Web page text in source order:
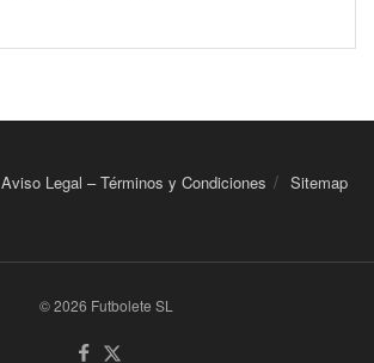
Aviso Legal – Términos y Condiciones Sitemap
© 2026 Futbolete SL